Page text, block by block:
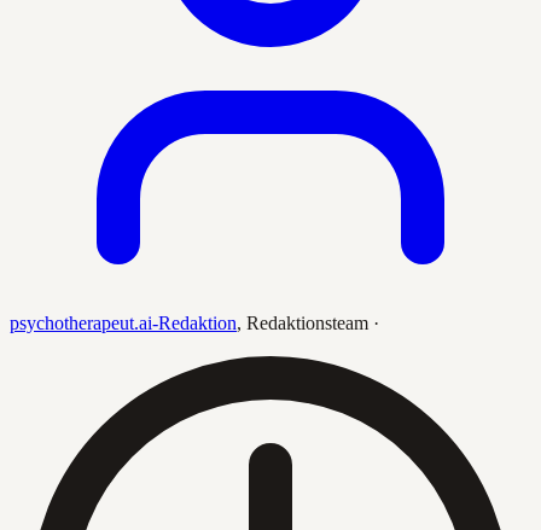
psychotherapeut.ai-Redaktion, Redaktionsteam ·